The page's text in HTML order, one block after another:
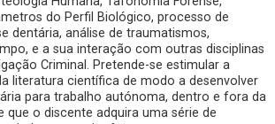
do Perfil Biológico, processo de
dentária, análise de traumatismos,
e a sua interação com outras disciplinas
Criminal. Pretende-se estimular a
literatura científica de modo a desenvolver
para trabalho autónoma, dentro e fora da
que o discente adquira uma série de